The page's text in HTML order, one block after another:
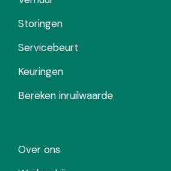
Storingen
Servicebeurt
Keuringen
Bereken inruilwaarde
Over ons